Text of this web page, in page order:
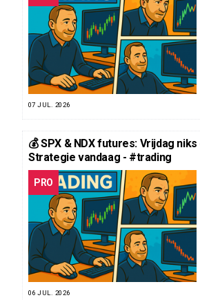
07 JUL. 2026
💰 SPX & NDX futures: Vrijdag
Strategie vandaag - #trading
PRO
06 JUL. 2026